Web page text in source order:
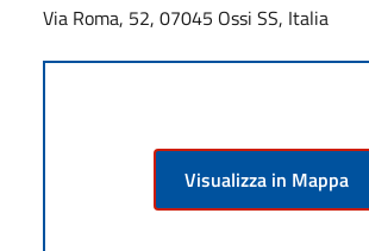
Via Roma, 52, 07045 Ossi SS, Italia
Visualizza in Mappa